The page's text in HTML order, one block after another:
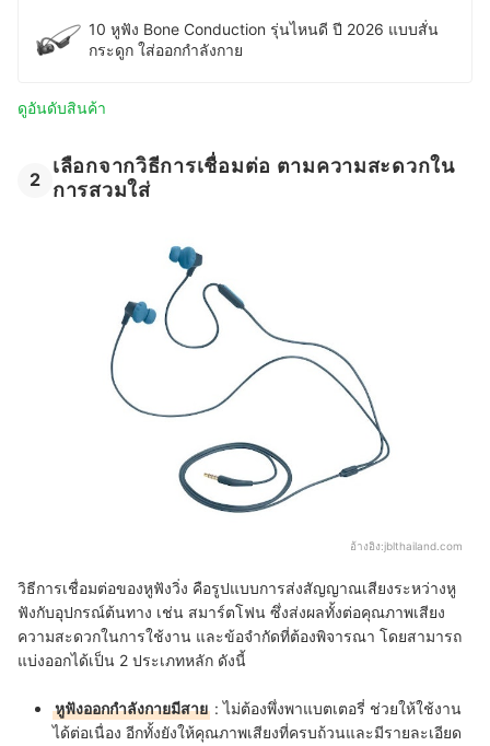
10 หูฟัง Bone Conduction รุ่นไหนดี ปี 2026 แบบสั่น
กระดูก ใส่ออกกำลังกาย
ดูอันดับสินค้า
2
เลือกจากวิธีการเชื่อมต่อ ตามความสะดวกใน
การสวมใส่
อ้างอิง:jblthailand.com
วิธีการเชื่อมต่อของหูฟังวิ่ง คือรูปแบบการส่งสัญญาณเสียงระหว่างหู
ฟังกับอุปกรณ์ต้นทาง เช่น สมาร์ตโฟน ซึ่งส่งผลทั้งต่อคุณภาพเสียง
ความสะดวกในการใช้งาน และข้อจำกัดที่ต้องพิจารณา โดยสามารถ
แบ่งออกได้เป็น 2 ประเภทหลัก ดังนี้
หูฟังออกกำลังกายมีสาย : ไม่ต้องพึ่งพาแบตเตอรี่ ช่วยให้ใช้งาน
ได้ต่อเนื่อง อีกทั้งยังให้คุณภาพเสียงที่ครบถ้วนและมีรายละเอียด